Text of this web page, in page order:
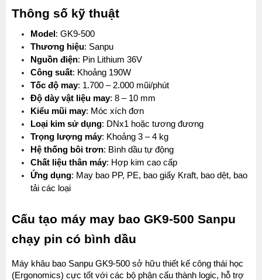
Thông số kỹ thuật
Model : GK9-500
Thương hiệu: Sanpu
Nguồn điện: Pin Lithium 36V
Công suất: Khoảng 190W
Tốc độ may: 1.700 – 2.000 mũi/phút
Độ dày vật liệu may: 8 – 10 mm
Kiểu mũi may: Móc xích đơn
Loại kim sử dụng: DNx1 hoặc tương đương
Trọng lượng máy: Khoảng 3 – 4 kg
Hệ thống bôi trơn: Bình dầu tự động
Chất liệu thân máy: Hợp kim cao cấp
Ứng dụng: May bao PP, PE, bao giấy Kraft, bao dệt, bao
tải các loại
Cấu tạo máy may bao GK9-500 Sanpu
chạy pin có bình dầu
Máy khâu bao Sanpu GK9-500 sở hữu thiết kế công thái học
(Ergonomics) cực tốt với các bộ phận cấu thành logic, hỗ trợ